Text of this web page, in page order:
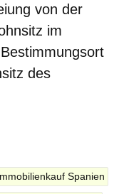
von der
im
des
Spanien